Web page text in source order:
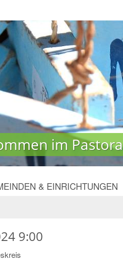
im
im
& EINRICHTUNGEN
9:00